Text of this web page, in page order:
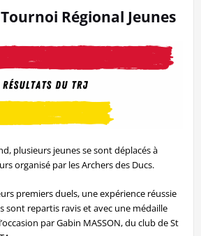
Régional Jeunes
plusieurs jeunes se sont déplacés à
organisé par les Archers des Ducs.
premiers duels, une expérience réussie
sont repartis ravis et avec une médaille
par Gabin MASSON, du club de St